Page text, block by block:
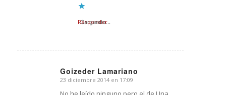
Cargando...
Responder
Goizeder Lamariano
Dice:
23 diciembre 2014 en 17:09